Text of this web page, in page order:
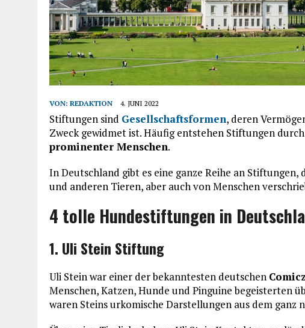
VON: REDAKTION 4. JUNI 2022
Stiftungen sind Gesellschaftsformen, deren
Zweck gewidmet ist. Häufig entstehen Stiftungen
prominenter Menschen.
In Deutschland gibt es eine ganze Reihe an Stiftungen,
und anderen Tieren, aber auch von Menschen
4 tolle Hundestiftungen in
1. Uli Stein Stiftung
Uli Stein war einer der bekanntesten deutschen
Menschen, Katzen, Hunde und Pinguine begeisterten
waren Steins urkomische Darstellungen aus dem